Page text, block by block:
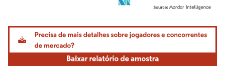
Imagem © Mordor Intelligence. O reuso requer atribuição conforme CC BY 4.0.